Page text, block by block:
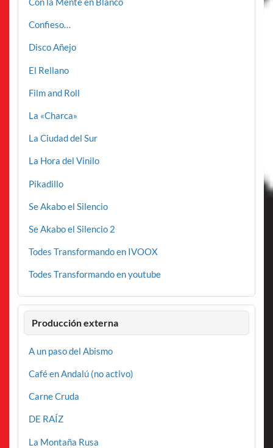
Confieso…
Disco Añejo
El Rellano
Film and Roll
La «Charca»
La Ciudad del Sur
La Hora del Vinilo
Pikadillo
Se Akabo el Silencio
Se Akabo el Silencio 2
Todes Transformando en IVOOX
Todes Transformando en youtube
Producción externa
A un paso del Abismo
Café en Andalú (no activo)
Carne Cruda
DE RAÍZ
La Montaña Rusa